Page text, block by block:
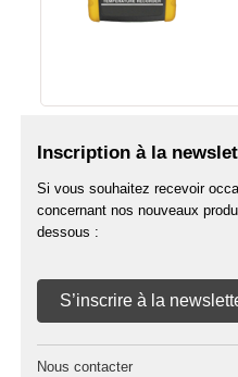
Inscription à la
Si vous souhaitez recevoir
concernant nos nouveaux
dessous :
S’inscrire à la
Nous contacter